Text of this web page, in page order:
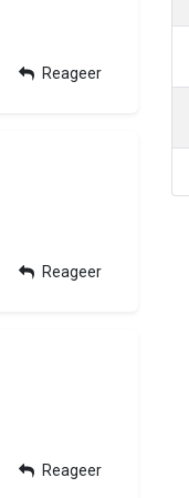
Reageer
Reageer
Reageer